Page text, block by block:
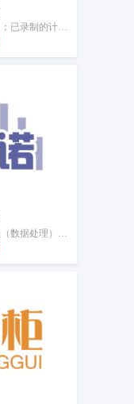
计算机程序（可下载软件）；已录制的计算机游戏程序；已录制的计算机程序；可下载的手机应用软件；计算机外围设备；导航仪器；扬声器音箱；电开关；变压器（电）；电池
计算机存储装置；智能手表（数据处理）；计算机外围设备；计算器；网络通信设备；扬声器音箱；行车记录仪；电子教学学习机；便携式媒体播放器；移动电源（可充电电池）